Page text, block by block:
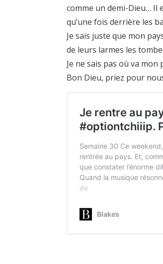
comme un demi-Dieu… Il
qu’une fois derrière les
Je sais juste que mon
de leurs larmes les
Je ne sais pas où va
Bon Dieu, priez pour